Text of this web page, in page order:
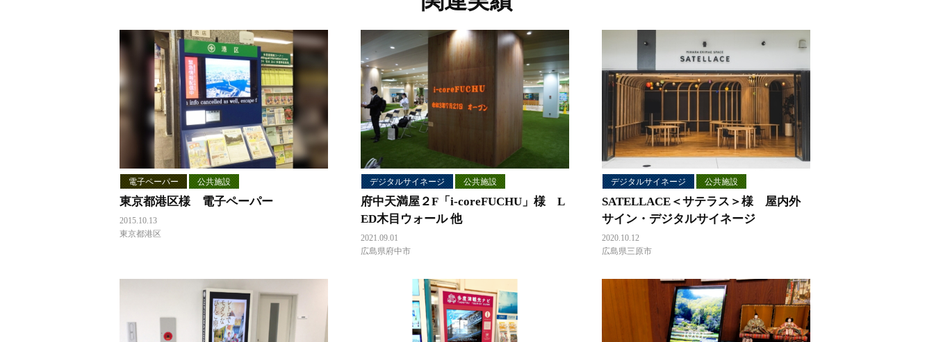
電子ペーパー 公共施設
東京都港区様 電子ペーパー
2015.10.13
東京都港区
デジタルサイネージ 公共施設
府中天満屋２F「i-coreFUCHU」様 L
ED木目ウォール 他
2021.09.01
広島県府中市
デジタルサイネージ 公共施設
SATELLACE＜サテラス＞様 屋内外
サイン・デジタルサイネージ
2020.10.12
広島県三原市